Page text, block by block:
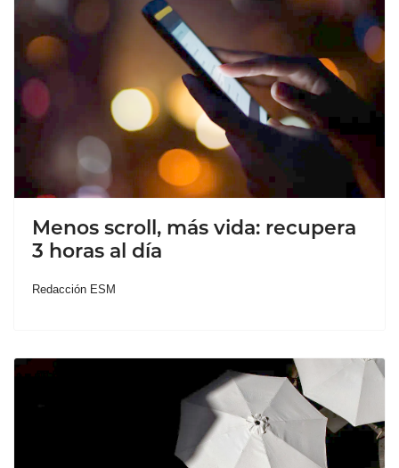
Menos scroll, más vida: recupera
3 horas al día
Redacción ESM